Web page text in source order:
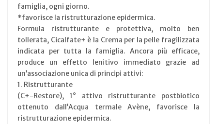
famiglia, ogni giorno.
*favorisce la ristrutturazione epidermica.
Formula ristrutturante e protettiva, molto ben
tollerata, Cicalfate+ è la Crema per la pelle fragilizzata
indicata per tutta la famiglia. Ancora più efficace,
produce un effetto lenitivo immediato grazie ad
un’associazione unica di principi attivi:
1. Ristrutturante
(C+-Restore), 1° attivo ristrutturante postbiotico
ottenuto dall’Acqua termale Avène, favorisce la
ristrutturazione epidermica.